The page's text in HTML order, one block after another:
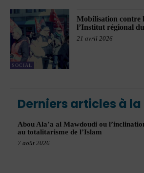
SOCIAL
Mobilisation contre
l’Institut régional
21 avril 2026
Derniers articles à la
Abou Ala’a al Mawdoudi ou
au totalitarisme de l’Islam
7 août 2026